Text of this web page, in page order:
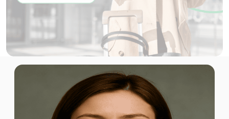
China (mainland HK Macao) 50GB 180Days
Für 180 Tage